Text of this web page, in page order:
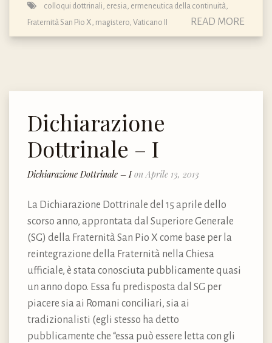
colloqui dottrinali eresia ermeneutica della continuità
Fraternità San Pio X magistero Vaticano II READ MORE
Dichiarazione
Dottrinale – I
Dichiarazione Dottrinale – Ion Aprile 13, 2013
La Dichiarazione Dottrinale del 15 aprile dello
scorso anno, approntata dal Superiore Generale
(SG) della Fraternità San Pio X come base per la
reintegrazione della Fraternità nella Chiesa
ufficiale, è stata conosciuta pubblicamente quasi
un anno dopo. Essa fu predisposta dal SG per
piacere sia ai Romani conciliari, sia ai
tradizionalisti (egli stesso ha detto
pubblicamente che “essa può essere letta con gli